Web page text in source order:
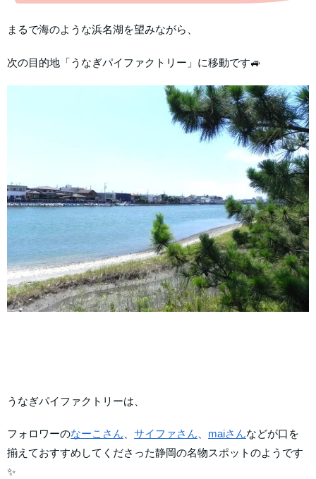
まるで海のような浜名湖を望みながら、
次の目的地「うなぎパイファクトリー」に移動です🚙
うなぎパイファクトリーは、
フォロワーのなーこさん サイファさん maiさんなどが口を
揃えておすすめしてくださった静岡の名物スポットのようです
✨